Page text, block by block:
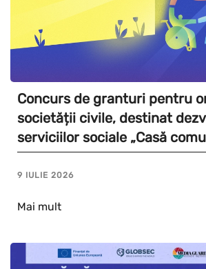
Concurs de granturi pentru
societății civile, destinat
serviciilor sociale „Casă
9 IULIE 2026
Mai mult